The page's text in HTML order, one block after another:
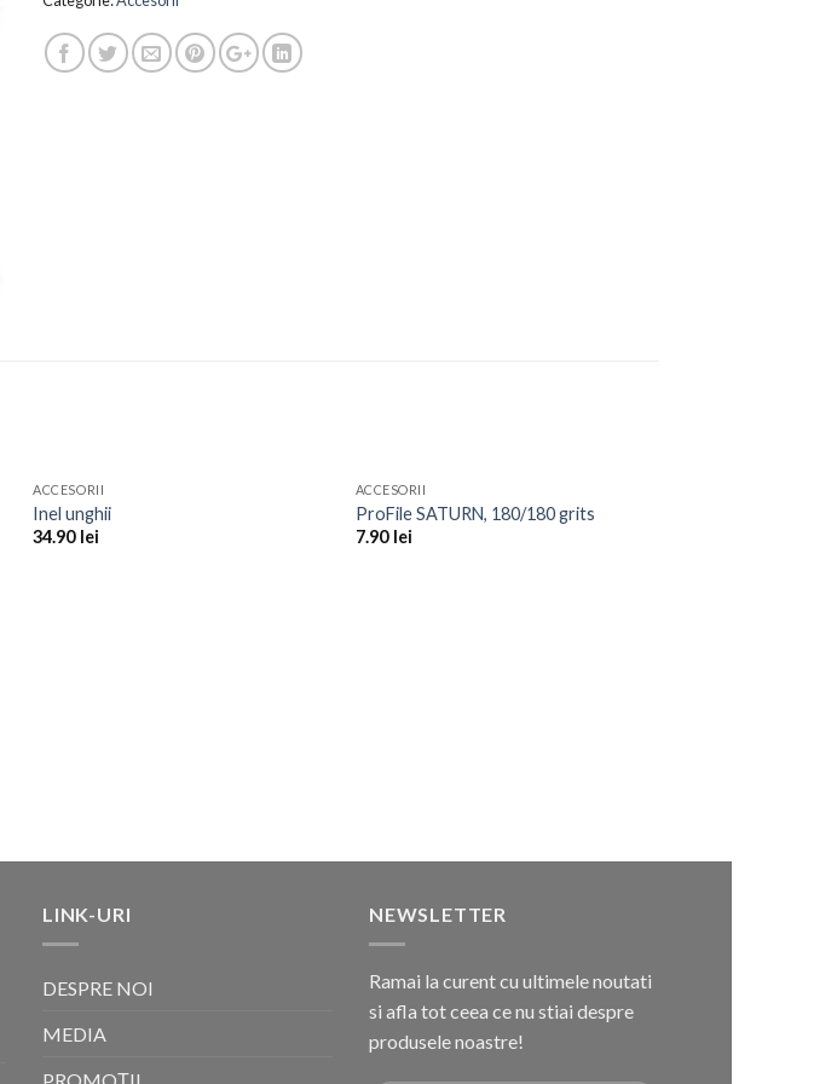
ACCESORII
Inel unghii
34.90 lei
Wishlist
ACCESORII
ProFile SATURN, 180/180 grits
7.90 lei
LINK-URI
DESPRE NOI
MEDIA
NEWSLETTER
Ramai la curent cu ultimele noutati
si afla tot ceea ce nu stiai despre
produsele noastre!